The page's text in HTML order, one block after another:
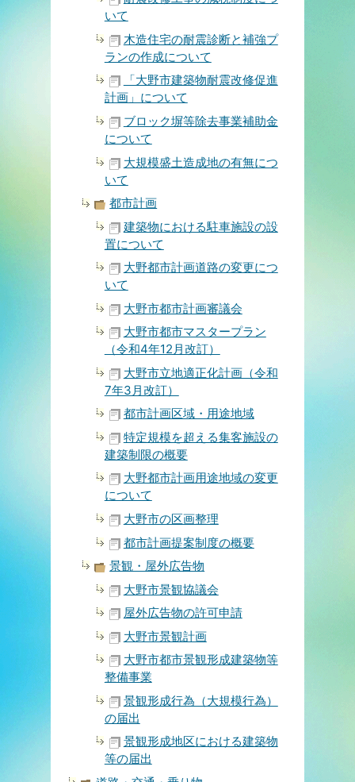
いて
木造住宅の耐震診断と補強プ
ランの作成について
「大野市建築物耐震改修促進
計画」について
ブロック塀等除去事業補助金
について
大規模盛土造成地の有無につ
いて
都市計画
建築物における駐車施設の設
置について
大野都市計画道路の変更につ
いて
大野市都市計画審議会
大野市都市マスタープラン
（令和4年12月改訂）
大野市立地適正化計画（令和
7年3月改訂）
都市計画区域・用途地域
特定規模を超える集客施設の
建築制限の概要
大野都市計画用途地域の変更
について
大野市の区画整理
都市計画提案制度の概要
景観・屋外広告物
大野市景観協議会
屋外広告物の許可申請
大野市景観計画
大野市都市景観形成建築物等
整備事業
景観形成行為（大規模行為）
の届出
景観形成地区における建築物
等の届出